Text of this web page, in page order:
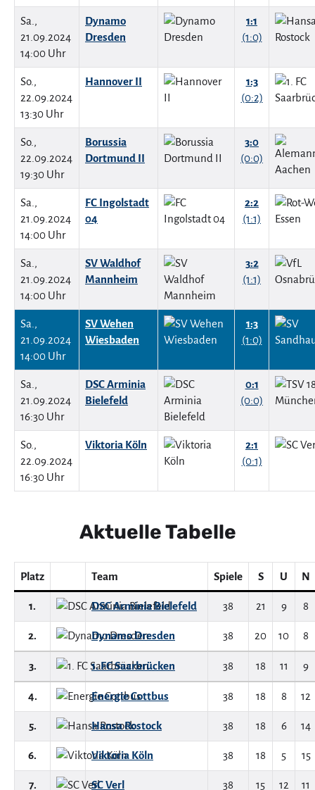
Sa.,
21.09.2024
14:00 Uhr
Dynamo
Dresden
1:1
(1:0)
So.,
22.09.2024
13:30 Uhr
Hannover II
1:3
(0:2)
So.,
22.09.2024
19:30 Uhr
Borussia
Dortmund II
3:0
(0:0)
Sa.,
21.09.2024
14:00 Uhr
FC Ingolstadt
04
2:2
(1:1)
Sa.,
21.09.2024
14:00 Uhr
SV Waldhof
Mannheim
3:2
(1:1)
Sa.,
21.09.2024
14:00 Uhr
SV Wehen
Wiesbaden
1:3
(1:0)
Sa.,
21.09.2024
16:30 Uhr
DSC Arminia
Bielefeld
0:1
(0:0)
So.,
22.09.2024
16:30 Uhr
Viktoria Köln
2:1
(0:1)
Aktuelle Tabelle
Platz Team Spiele S U N
1. DSC Arminia Bielefeld 38 21 9 8
2. Dynamo Dresden 38 20 10 8
3. 1. FC Saarbrücken 38 18 11 9
4. Energie Cottbus 38 18 8 12
5. Hansa Rostock 38 18 6 14
6. Viktoria Köln 38 18 5 15
7. SC Verl 38 15 12 11